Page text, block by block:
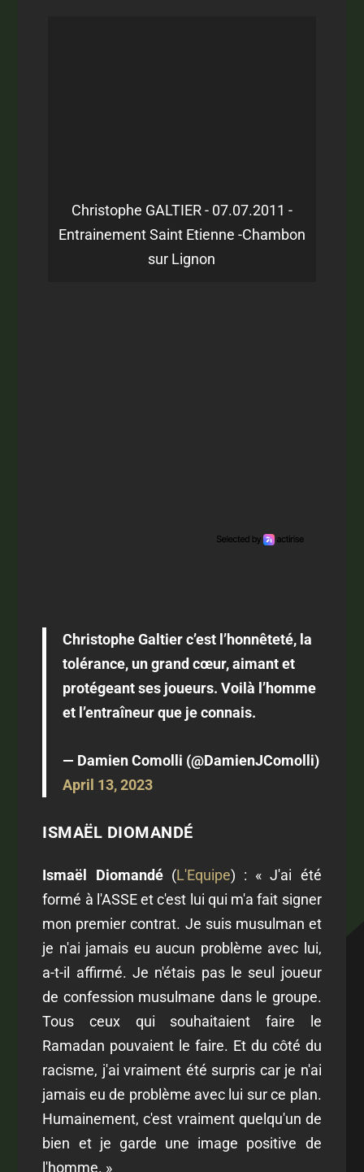
Christophe GALTIER - 07.07.2011 -
Entrainement Saint Etienne -Chambon
sur Lignon
Christophe Galtier c’est l’honnêteté, la
tolérance, un grand cœur, aimant et
protégeant ses joueurs. Voilà l’homme
et l’entraîneur que je connais.
— Damien Comolli (@DamienJComolli)
April 13, 2023
ISMAËL DIOMANDÉ
Ismaël Diomandé(L'Equipe) : « J'ai été
formé à l'ASSE et c'est lui qui m'a fait signer
mon premier contrat. Je suis musulman et
je n'ai jamais eu aucun problème avec lui,
a-t-il affirmé.Je n'étais pas le seul joueur
de confession musulmane dans le groupe.
Tous ceux qui souhaitaient faire le
Ramadan pouvaient le faire. Et du côté du
racisme, j'ai vraiment été surpris car je n'ai
jamais eu de problème avec lui sur ce plan.
Humainement, c'est vraiment quelqu'un de
bien et je garde une image positive de
l'homme. »